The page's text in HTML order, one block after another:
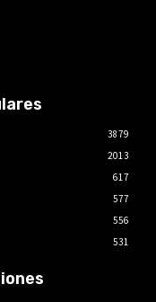
3879
2013
617
577
556
531